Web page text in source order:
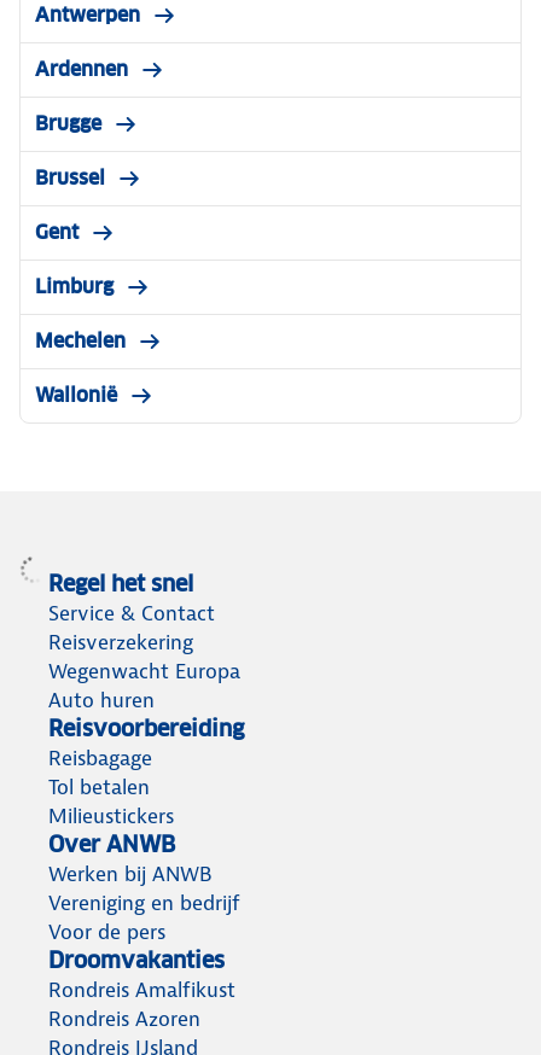
Antwerpen
Ardennen
Brugge
Brussel
Gent
Limburg
Mechelen
Wallonië
Regel het snel
Service & Contact
Reisverzekering
Wegenwacht Europa
Auto huren
Reisvoorbereiding
Reisbagage
Tol betalen
Milieustickers
Over ANWB
Werken bij ANWB
Vereniging en bedrijf
Voor de pers
Droomvakanties
Rondreis Amalfikust
Rondreis Azoren
Rondreis IJsland